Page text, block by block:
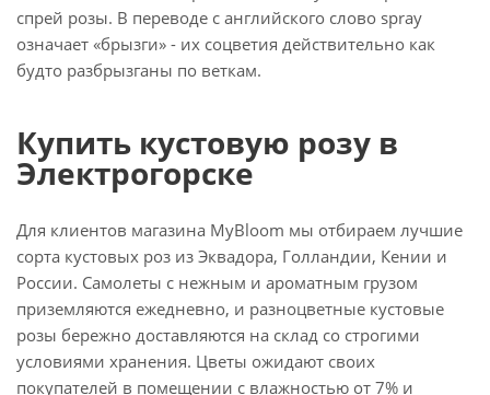
спрей розы. В переводе с английского слово spray
означает «брызги» - их соцветия действительно как
будто разбрызганы по веткам.
Купить кустовую розу в
Электрогорске
Для клиентов магазина MyBloom мы отбираем лучшие
сорта кустовых роз из Эквадора, Голландии, Кении и
России. Самолеты с нежным и ароматным грузом
приземляются ежедневно, и разноцветные кустовые
розы бережно доставляются на склад со строгими
условиями хранения. Цветы ожидают своих
покупателей в помещении с влажностью от 7% и